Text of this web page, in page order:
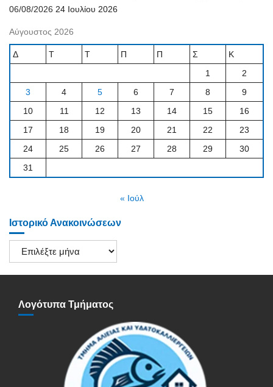
06/08/2026 24 Ιουλίου 2026
Αύγουστος 2026
Δ Τ Τ Π Π Σ
Κ
1
2
3
4 5 6 7 8
9
10
11 12 13 14 15
16
17
18 19 20 21 22
23
24
25 26 27 28 29
30
31
« Ιούλ
Ιστορικό Ανακοινώσεων
Ιστορικό
Ανακοινώσεων
Λογότυπα Τμήματος